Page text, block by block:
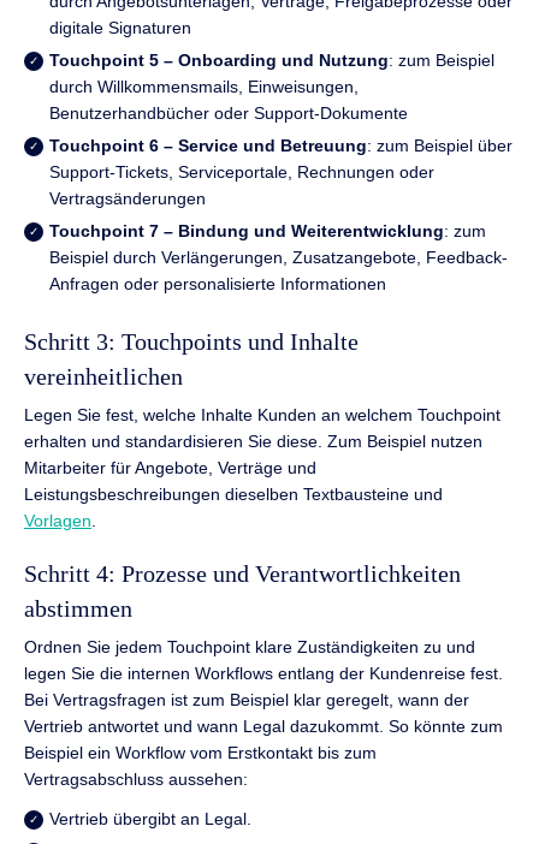
digitale Signaturen
Touchpoint 5 – Onboarding und Nutzung: zum Beispiel
durch Willkommensmails, Einweisungen,
Benutzerhandbücher oder Support-Dokumente
Touchpoint 6 – Service und Betreuung: zum Beispiel über
Support-Tickets, Serviceportale, Rechnungen oder
Vertragsänderungen
Touchpoint 7 – Bindung und Weiterentwicklung: zum
Beispiel durch Verlängerungen, Zusatzangebote, Feedback-
Anfragen oder personalisierte Informationen
Schritt 3: Touchpoints und Inhalte
vereinheitlichen
Legen Sie fest, welche Inhalte Kunden an welchem Touchpoint
erhalten und standardisieren Sie diese. Zum Beispiel nutzen
Mitarbeiter für Angebote, Verträge und
Leistungsbeschreibungen dieselben Textbausteine und
Vorlagen
Schritt 4: Prozesse und Verantwortlichkeiten
abstimmen
Ordnen Sie jedem Touchpoint klare Zuständigkeiten zu und
legen Sie die internen Workflows entlang der Kundenreise fest.
Bei Vertragsfragen ist zum Beispiel klar geregelt, wann der
Vertrieb antwortet und wann Legal dazukommt. So könnte zum
Beispiel ein Workflow vom Erstkontakt bis zum
Vertragsabschluss aussehen:
Vertrieb übergibt an Legal.